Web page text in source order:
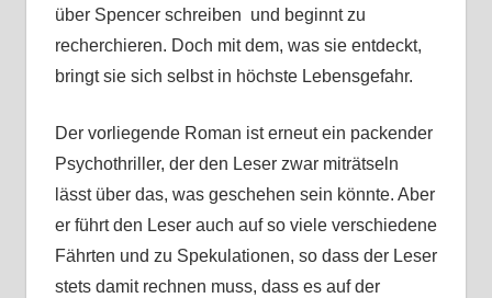
über Spencer schreiben und beginnt zu
recherchieren. Doch mit dem, was sie entdeckt,
bringt sie sich selbst in höchste Lebensgefahr.
Der vorliegende Roman ist erneut ein packender
Psychothriller, der den Leser zwar miträtseln
lässt über das, was geschehen sein könnte. Aber
er führt den Leser auch auf so viele verschiedene
Fährten und zu Spekulationen, so dass der Leser
stets damit rechnen muss, dass es auf der